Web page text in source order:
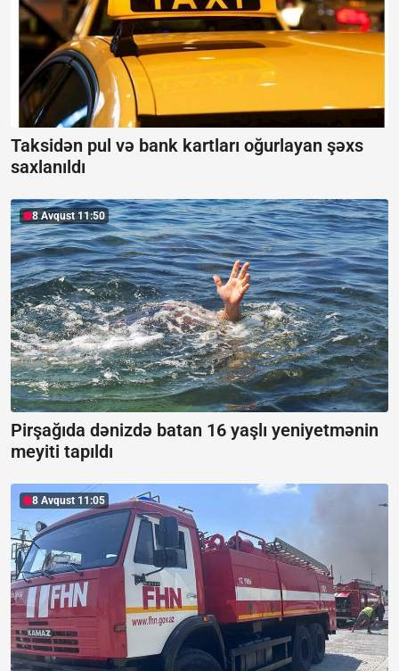
Taksidən pul və bank kartları oğurlayan şəxs
saxlanıldı
8 Avqust 11:50
Pirşağıda dənizdə batan 16 yaşlı yeniyetmənin
meyiti tapıldı
8 Avqust 11:05